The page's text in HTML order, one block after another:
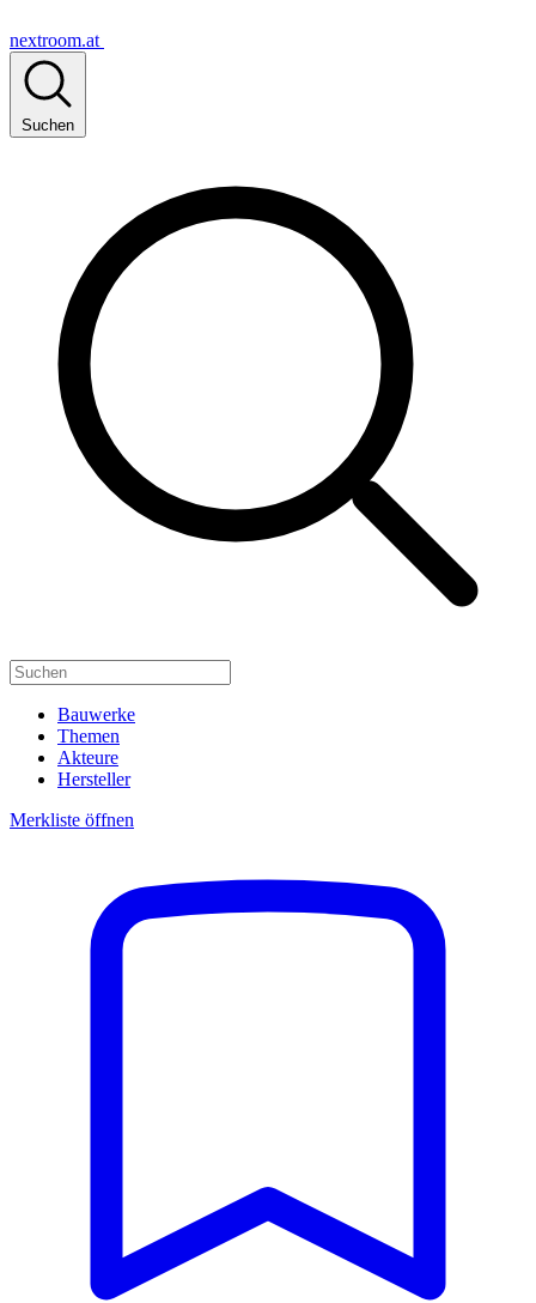
nextroom.at
Suchen
Bauwerke
Themen
Akteure
Hersteller
Merkliste öffnen